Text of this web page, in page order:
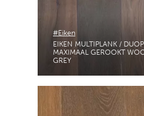
#Eiken
EIKEN MULTIPLANK /
MAXIMAAL GEROOKT
GREY